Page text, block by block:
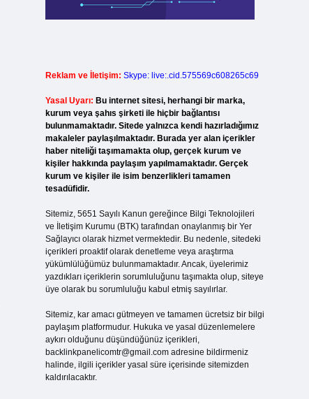
Reklam ve İletişim: Skype: live:.cid.575569c608265c69
Yasal Uyarı: Bu internet sitesi, herhangi bir marka,
kurum veya şahıs şirketi ile hiçbir bağlantısı
bulunmamaktadır. Sitede yalnızca kendi hazırladığımız
makaleler paylaşılmaktadır. Burada yer alan içerikler
haber niteliği taşımamakta olup, gerçek kurum ve
kişiler hakkında paylaşım yapılmamaktadır. Gerçek
kurum ve kişiler ile isim benzerlikleri tamamen
tesadüfidir.
Sitemiz, 5651 Sayılı Kanun gereğince Bilgi Teknolojileri
ve İletişim Kurumu (BTK) tarafından onaylanmış bir Yer
Sağlayıcı olarak hizmet vermektedir. Bu nedenle, sitedeki
içerikleri proaktif olarak denetleme veya araştırma
yükümlülüğümüz bulunmamaktadır. Ancak, üyelerimiz
yazdıkları içeriklerin sorumluluğunu taşımakta olup, siteye
üye olarak bu sorumluluğu kabul etmiş sayılırlar.
Sitemiz, kar amacı gütmeyen ve tamamen ücretsiz bir bilgi
paylaşım platformudur. Hukuka ve yasal düzenlemelere
aykırı olduğunu düşündüğünüz içerikleri,
backlinkpanelicomtr@gmail.comadresine bildirmeniz
halinde, ilgili içerikler yasal süre içerisinde sitemizden
kaldırılacaktır.